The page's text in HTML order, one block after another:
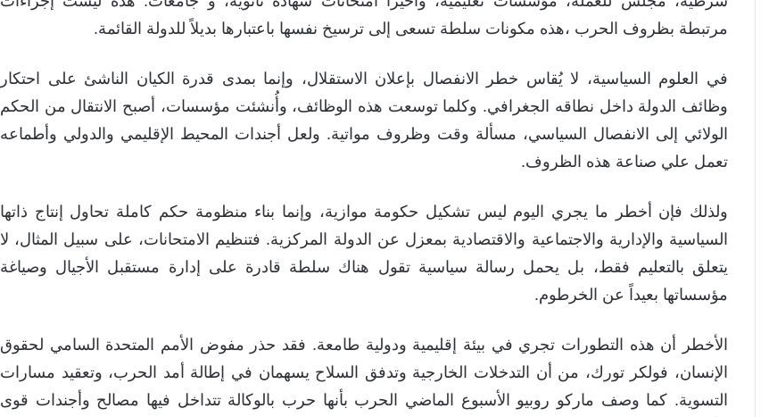
مرتبطة بظروف الحرب ،هذه مكونات سلطة تسعى إلى ترسيخ نفسها باعتبارها بديلاً للدولة القائمة.
في العلوم السياسية، لا يُقاس خطر الانفصال بإعلان الاستقلال، وإنما بمدى قدرة الكيان الناشئ على احتكار
وظائف الدولة داخل نطاقه الجغرافي. وكلما توسعت هذه الوظائف، وأُنشئت مؤسسات، أصبح الانتقال من الحكم
الولائي إلى الانفصال السياسي، مسألة وقت وظروف مواتية. ولعل أجندات المحيط الإقليمي والدولي وأطماعه
تعمل علي صناعة هذه الظروف.
ولذلك فإن أخطر ما يجري اليوم ليس تشكيل حكومة موازية، وإنما بناء منظومة حكم كاملة تحاول إنتاج ذاتها
السياسية والإدارية والاجتماعية والاقتصادية بمعزل عن الدولة المركزية. فتنظيم الامتحانات، على سبيل المثال، لا
يتعلق بالتعليم فقط، بل يحمل رسالة سياسية تقول هناك سلطة قادرة على إدارة مستقبل الأجيال وصياغة
مؤسساتها بعيداً عن الخرطوم.
الأخطر أن هذه التطورات تجري في بيئة إقليمية ودولية طامعة. فقد حذر مفوض الأمم المتحدة السامي لحقوق
الإنسان، فولكر تورك، من أن التدخلات الخارجية وتدفق السلاح يسهمان في إطالة أمد الحرب، وتعقيد مسارات
التسوية. كما وصف ماركو روبيو الأسبوع الماضي الحرب بأنها حرب بالوكالة تتداخل فيها مصالح وأجندات قوى